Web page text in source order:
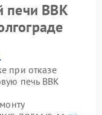
печи BBK
при отказе
печь BBK